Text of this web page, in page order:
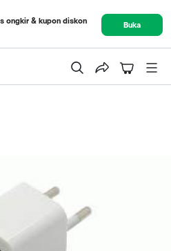
ongkir & kupon diskon
Buka